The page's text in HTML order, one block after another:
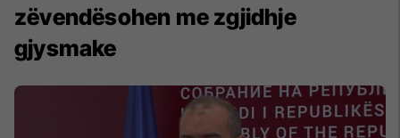
zëvendësohen me zgjidhje
gjysmake